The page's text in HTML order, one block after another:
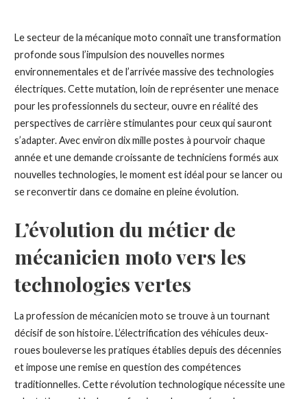
Le secteur de la mécanique moto connaît une transformation
profonde sous l’impulsion des nouvelles normes
environnementales et de l’arrivée massive des technologies
électriques. Cette mutation, loin de représenter une menace
pour les professionnels du secteur, ouvre en réalité des
perspectives de carrière stimulantes pour ceux qui sauront
s’adapter. Avec environ dix mille postes à pourvoir chaque
année et une demande croissante de techniciens formés aux
nouvelles technologies, le moment est idéal pour se lancer ou
se reconvertir dans ce domaine en pleine évolution.
L’évolution du métier de
mécanicien moto vers les
technologies vertes
La profession de mécanicien moto se trouve à un tournant
décisif de son histoire. L’électrification des véhicules deux-
roues bouleverse les pratiques établies depuis des décennies
et impose une remise en question des compétences
traditionnelles. Cette révolution technologique nécessite une